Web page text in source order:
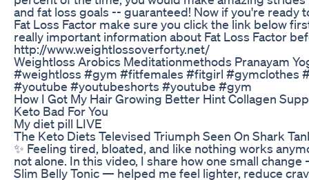
and fat loss goals -- guaranteed! Now if you're ready
Fat Loss Factor make sure you click the link below
really important information about Fat Loss Factor
http://www.weightlossoverforty.net/
Weightloss Arobics Meditationmethods Pranayam
#weightloss #gym #fitfemales #fitgirl #gymclothes
#youtube #youtubeshorts #youtube #gym
How I Got My Hair Growing Better Hint Collagen
Keto Bad For You
My diet pill LIVE
The Keto Diets Televised Triumph Seen On Shark
✨ Feeling tired, bloated, and like nothing works
not alone. In this video, I share how one small
Slim Belly Tonic — helped me feel lighter, reduce